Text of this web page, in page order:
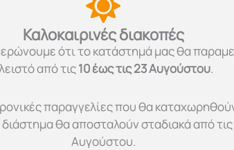
Καλοκαιρινές διακοπές
ότι το κατάστημά μας θα
από τις10 έως τις 23 Αυγούστου.
παραγγελίες που θα
θα αποσταλούν σταδιακά από
Αυγούστου.